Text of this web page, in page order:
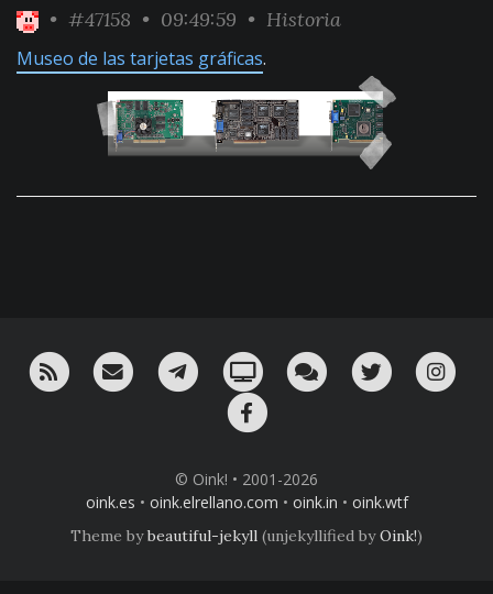
• #47158 • 09:49:59 • Historia
Museo de las tarjetas gráficas.
RSS ¡Mándame un email!¡Nuestro canal en Telegram!
Oink! TV Charla con nosotros
Twitter
© Oink! • 2001-2026
oink.es • oink.elrellano.com • oink.in • oink.wtf
Theme bybeautiful-jekyll (unjekyllified byOink!)